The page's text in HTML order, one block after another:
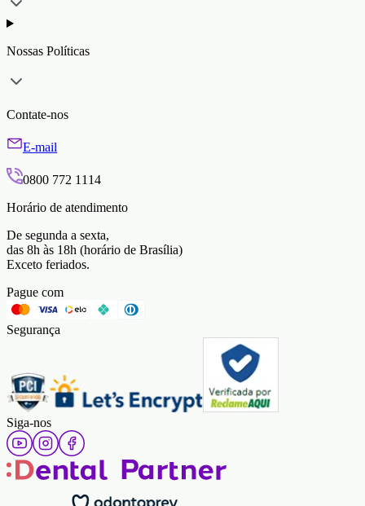
Nossas Políticas
Contate-nos
E-mail
0800 772 1114
Horário de atendimento
De segunda a sexta,
das 8h às 18h (horário de Brasília)
Exceto feriados.
Pague com
Segurança
Siga-nos